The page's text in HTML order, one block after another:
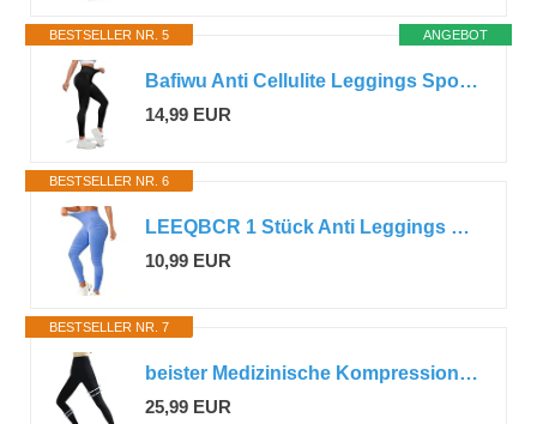
ANGEBOT
BESTSELLER NR. 5
Bafiwu Anti Cellulite Leggings Sport Leggings Damen Lange Blickdicht Kompressions Yoga Leggings Booty Lifting Shaping Hohe Taille Fitness Sporthose (M, Schwarz)
14,99 EUR
BESTSELLER NR. 6
LEEQBCR 1 Stück Anti Leggings Sport Leggings Damen Lange Blickdicht Kompressions Yoga Leggings Booty Lifting Shaping Hohe Taille Sporthose,kompressionsleggins damen(Blau: M)
10,99 EUR
BESTSELLER NR. 7
beister Medizinische Kompressionsstrümpfe Damen Lang, 20-30 mmHg Stützstrümpfe Herren, Undurchsichtig Zehenfreie Kompressionshose klasse 2 Solide Unterstützung für Krampfadern,Ödeme
25,99 EUR